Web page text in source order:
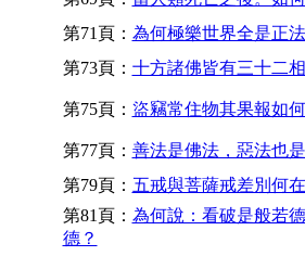
第71頁： 為何極樂世界全是正
第73頁： 十方諸佛皆有三十二
第75頁： 盜竊常住物其果報如
第77頁： 善法是佛法，惡法也
第79頁： 五戒與菩薩戒差別何
第81頁： 為何說：看破是般若
德？